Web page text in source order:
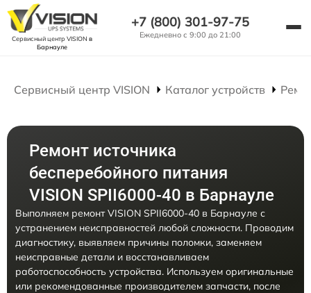
Сервисный центр VISION в
Барнауле
+7 (800) 301-97-75
Ежедневно с 9:00 до 21:00
Сервисный центр VISION Каталог устройств
Ремонт источника
бесперебойного питания
VISION SPII6000-40 в Барнауле
Выполняем ремонт VISION SPII6000-40 в Барнауле с
устранением неисправностей любой сложности. Проводим
диагностику, выявляем причины поломки, заменяем
неисправные детали и восстанавливаем
работоспособность устройства. Используем оригинальные
или рекомендованные производителем запчасти, после